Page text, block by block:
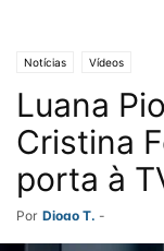
Notícias Vídeos
Luana
Cristina
porta à
Por Diogo T. -